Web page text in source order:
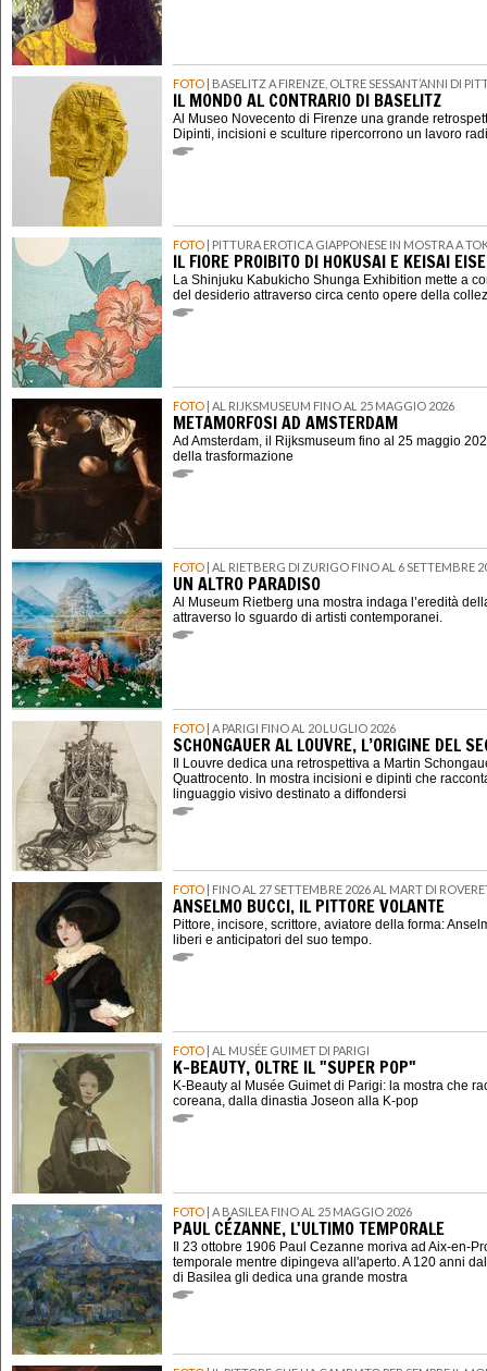
FOTO | BASELITZ A FIRENZE, OLTRE SESSANT’ANNI DI
IL MONDO AL CONTRARIO DI BASELITZ
Al Museo Novecento di Firenze una grande
Dipinti, incisioni e sculture ripercorrono un lavoro
FOTO | PITTURA EROTICA GIAPPONESE IN MOSTRA A
IL FIORE PROIBITO DI HOKUSAI E KEISAI
La Shinjuku Kabukicho Shunga Exhibition mette a
del desiderio attraverso circa cento opere della
FOTO | AL RIJKSMUSEUM FINO AL 25 MAGGIO 2026
METAMORFOSI AD AMSTERDAM
Ad Amsterdam, il Rijksmuseum fino al 25 maggio
della trasformazione
FOTO | AL RIETBERG DI ZURIGO FINO AL 6 SETTEMBRE
UN ALTRO PARADISO
Al Museum Rietberg una mostra indaga l’eredità
attraverso lo sguardo di artisti contemporanei.
FOTO | A PARIGI FINO AL 20 LUGLIO 2026
SCHONGAUER AL LOUVRE, L’ORIGINE DEL
Il Louvre dedica una retrospettiva a Martin
Quattrocento. In mostra incisioni e dipinti che
linguaggio visivo destinato a diffondersi
FOTO | FINO AL 27 SETTEMBRE 2026 AL MART DI
ANSELMO BUCCI, IL PITTORE VOLANTE
Pittore, incisore, scrittore, aviatore della forma:
liberi e anticipatori del suo tempo.
FOTO | AL MUSÉE GUIMET DI PARIGI
K-BEAUTY, OLTRE IL "SUPER POP"
K-Beauty al Musée Guimet di Parigi: la mostra che
coreana, dalla dinastia Joseon alla K-pop
FOTO | A BASILEA FINO AL 25 MAGGIO 2026
PAUL CÉZANNE, L'ULTIMO TEMPORALE
Il 23 ottobre 1906 Paul Cezanne moriva ad Aix-en-
temporale mentre dipingeva all'aperto. A 120 anni
di Basilea gli dedica una grande mostra